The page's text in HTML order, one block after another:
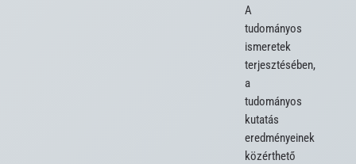
A
tudományos
ismeretek
terjesztésében,
a
tudományos
kutatás
eredményeinek
közérthető